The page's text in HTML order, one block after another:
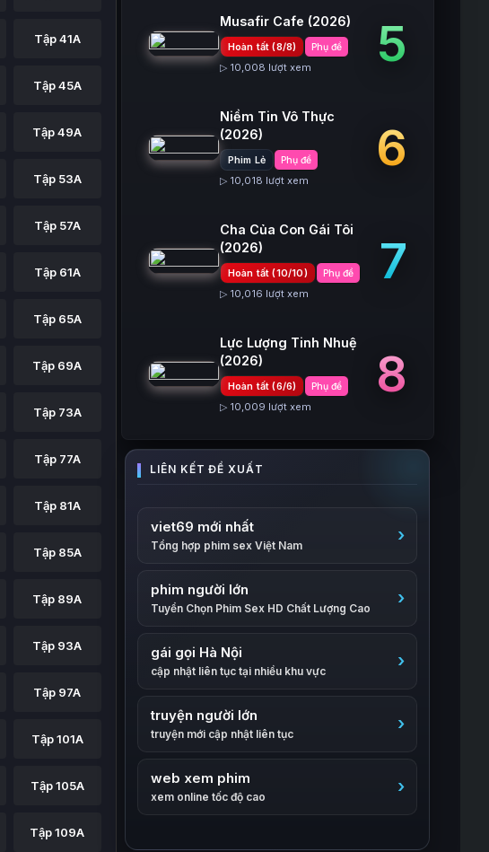
Tập 41A
Tập 45A
Tập 49A
Tập 53A
Tập 57A
Tập 61A
Tập 65A
Tập 69A
Tập 73A
Tập 77A
Tập 81A
Tập 85A
Tập 89A
Tập 93A
Tập 97A
Tập 101A
Tập 105A
Tập 109A
Musafir Cafe (2026)
Hoàn tất (8/8) Phụ đề
▷ 10,008 lượt xem 5
Niềm Tin Vô Thực
(2026)
Phim Lẻ Phụ đề
▷ 10,018 lượt xem
6
Cha Của Con Gái Tôi
(2026)
Hoàn tất (10/10) Phụ đề
▷ 10,016 lượt xem
7
Lực Lượng Tinh Nhuệ
(2026)
Hoàn tất (6/6) Phụ đề
▷ 10,009 lượt xem
8
viet69 mới nhất
Tổng hợp phim sex Việt Nam
phim người lớn
Tuyển Chọn Phim Sex HD Chất Lượng Cao
gái gọi Hà Nội
cập nhật liên tục tại nhiều khu vực
truyện người lớn
truyện mới cập nhật liên tục
web xem phim
xem online tốc độ cao